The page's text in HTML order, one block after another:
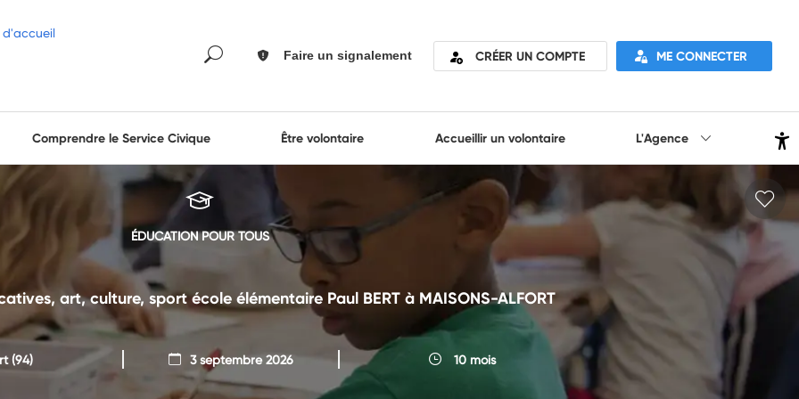
Faire un signalement CRÉER UN COMPTE ME CONNECTER
Comprendre le Service Civique Être volontaire Accueillir un volontaire L'Agence
ÉDUCATION POUR TOUS
art, culture, sport école élémentaire Paul BERT à MAISONS-ALFORT
(94) 3 septembre 2026 10 mois